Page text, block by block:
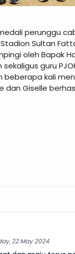
medali perunggu
Sultan
oleh Bapak
guru
kali
dan Giselle
22 May 2024